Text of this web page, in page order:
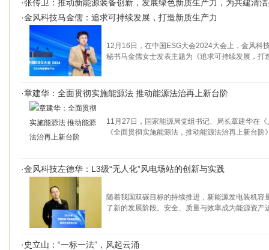
·张传卫：推动新能源装备创新，发展绿色新质生产力，为共建清
·金风科技马金儒：追求可持续发展，打造新质生产力
12月16日，在中国ESG大会2024大会上，金风科
秘书马金儒女士发表主题为《追求可持续发展，打
·章建华：全面贯彻实施能源法 推动能源法治再上新台阶
11月27日，国家能源局党组书记、局长章建华在
《全面贯彻实施能源法，推动能源法治再上新台阶
·金风科技左德华：L3级“无人化”风电场站的创新与实践
随着我国双碳目标的持续推进，新能源发电装机容
了新的发展阶段。安全、质量与效率成为能源资产
· 史立山：“一标一法”，风起云涌